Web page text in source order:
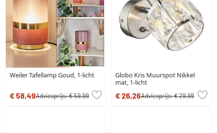
Weiler Tafellamp Goud, 1-licht
€ 58,49Adviesprijs:€ 59,99
Globo Kris Muurspot Nikkel
mat, 1-licht
€ 26,26Adviesprijs:€ 29,99